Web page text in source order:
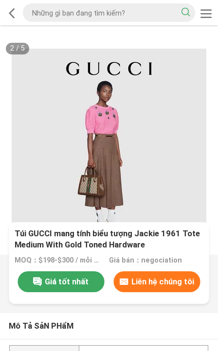
2/ 5
Túi GUCCI mang tính biểu tượng Jackie 1961 Tote
Medium With Gold Toned Hardware
MOQ：$198-$300 / mỗi túi Giá bán：negociation
Giá tốt nhất Liên hệ chúng tôi
Mô Tả SảN PHẩM